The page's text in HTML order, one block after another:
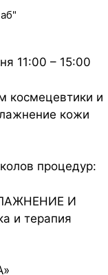
11:00 – 15:00
космецевтики и
кожи
процедур:
И
и терапия